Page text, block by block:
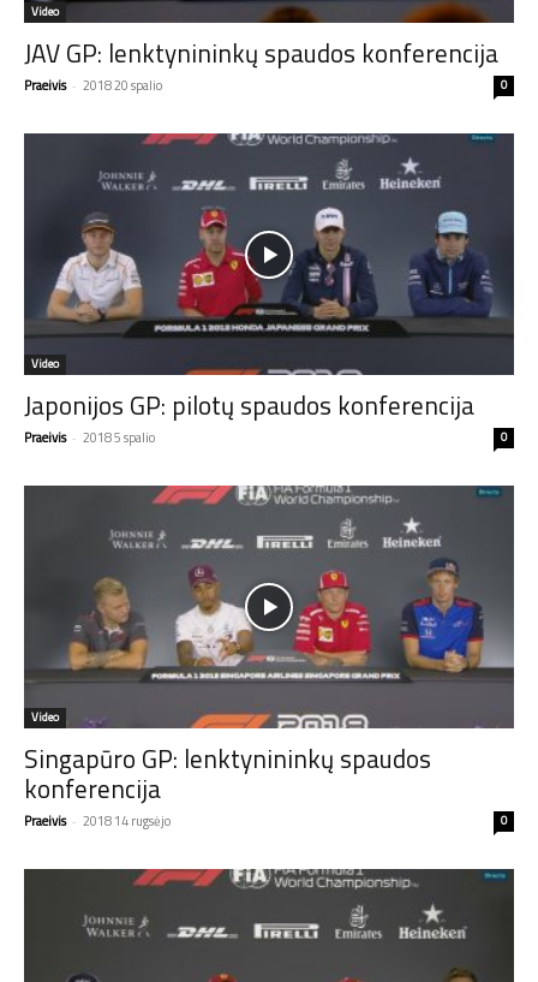
Video
JAV GP: lenktynininkų spaudos konferencija
Praeivis - 2018 20 spalio 0
Video
Japonijos GP: pilotų spaudos konferencija
Praeivis - 2018 5 spalio 0
Video
Singapūro GP: lenktynininkų spaudos
konferencija
Praeivis - 2018 14 rugsėjo 0